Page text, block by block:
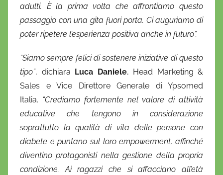
adulti. È la prima volta che affrontiamo questo
passaggio con una gita fuori porta. Ci auguriamo di
poter ripetere l’esperienza positiva anche in futuro”.
“Siamo sempre felici di sostenere iniziative di questo
tipo”, dichiara Luca Daniele, Head Marketing &
Sales e Vice Direttore Generale di Ypsomed
Italia. “Crediamo fortemente nel valore di attività
educative che tengono in considerazione
soprattutto la qualità di vita delle persone con
diabete e puntano sul loro empowerment, affinché
diventino protagonisti nella gestione della propria
condizione. Ai ragazzi che si affacciano all’età